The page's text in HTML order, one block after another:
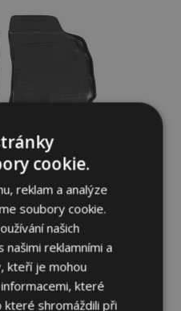
oblíbeným
MAZDA TRIBUTE
Kč
cookie.
reklam a analýze
soubory cookie.
našich
reklamními a
kteří je mohou
které
shromáždili při